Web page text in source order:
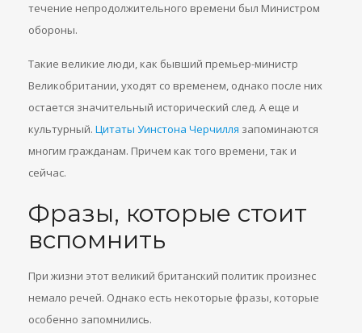
течение непродолжительного времени был Министром
обороны.
Такие великие люди, как бывший премьер-министр
Великобритании, уходят со временем, однако после них
остается значительный исторический след. А еще и
культурный. Цитаты Уинстона Черчилля запоминаются
многим гражданам. Причем как того времени, так и
сейчас.
Фразы, которые стоит
вспомнить
При жизни этот великий британский политик произнес
немало речей. Однако есть некоторые фразы, которые
особенно запомнились.